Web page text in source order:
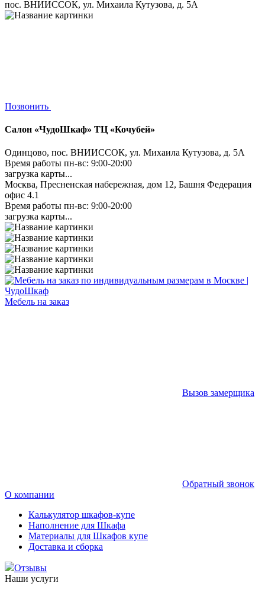
пос. ВНИИССОК, ул. Михаила Кутузова, д. 5А
Позвонить
Салон «ЧудоШкаф» ТЦ «Кочубей»
Одинцово, пос. ВНИИССОК, ул. Михаила Кутузова, д. 5А
Время работы пн-вс: 9:00-20:00
загрузка карты...
Москва, Пресненская набережная, дом 12, Башня Федерация
офис 4.1
Время работы пн-вс: 9:00-20:00
загрузка карты...
Мебель на заказ
Вызов замерщика
Обратный звонок
О компании
Калькулятор шкафов-купе
Наполнение для Шкафа
Материалы для Шкафов купе
Доставка и сборка
Отзывы
Наши услуги